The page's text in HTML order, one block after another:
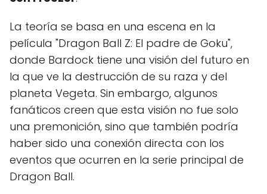
La teoría se basa en una escena en la
película "Dragon Ball Z: El padre de Goku",
donde Bardock tiene una visión del futuro en
la que ve la destrucción de su raza y del
planeta Vegeta. Sin embargo, algunos
fanáticos creen que esta visión no fue solo
una premonición, sino que también podría
haber sido una conexión directa con los
eventos que ocurren en la serie principal de
Dragon Ball.